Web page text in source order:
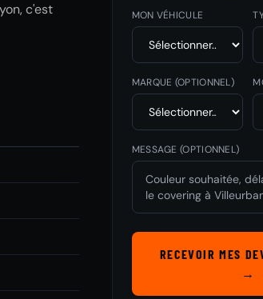
c'est
MON VÉHICULE
MARQUE (OPTIONNEL)
MESSAGE (OPTIONNEL)
RECEVOIR MES
→